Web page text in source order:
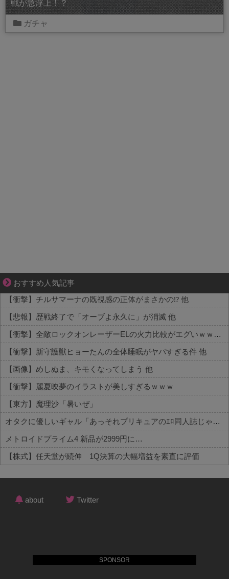
SPONSOR
戦が急浮上！？
ガチャ
おすすめ人気記事
成長の先で気づいた想い、不器用な大人の恋
【衝撃】チルサマーナの既視感の正体がまさかの⁉️ 他
【悲報】歴戦終了で「オーブよ永久に」が消滅 他
【衝撃】全敵ロックオンレーザーELの火力比較がエグいｗｗｗ 他
【衝撃】新守護獣ヒョーたんの全体睡眠がヤバすぎる件 他
【画像】めしぬま、キモくなってしまう 他
【衝撃】麗夏映夢のイラストが美しすぎるｗｗｗ
【東方】魔理沙「暑いぜ」
オタクに優しいギャル「あっそれプリキュアのｴﾛ同人誌じゃんww♡」
メトロイドプライム4 新品が2999円に…
【株式】任天堂が続伸 1Q決算の大幅増益を素直に評価
Powered by livedoor 相互RSS
about Twitter